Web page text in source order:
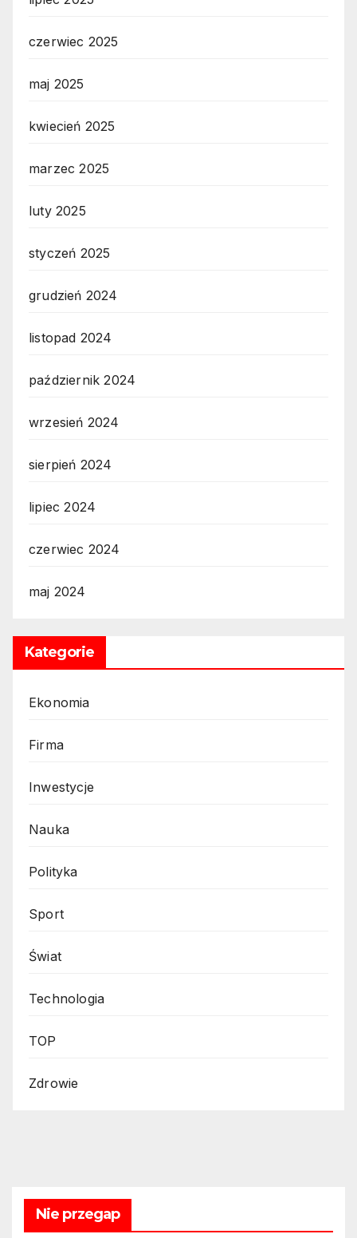
czerwiec 2025
maj 2025
kwiecień 2025
marzec 2025
luty 2025
styczeń 2025
grudzień 2024
listopad 2024
październik 2024
wrzesień 2024
sierpień 2024
lipiec 2024
czerwiec 2024
maj 2024
Kategorie
Ekonomia
Firma
Inwestycje
Nauka
Polityka
Sport
Świat
Technologia
TOP
Zdrowie
Nie przegap